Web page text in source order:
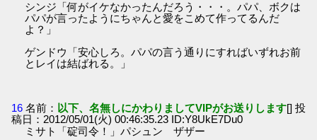
シンジ「何がイケなかったんだろう・・・。パパ、ボクは
パパが言ったようにちゃんと愛をこめて作ってるんだ
よ？」
ゲンドウ「安心しろ。パパの言う通りにすればいずれお前
とレイは結ばれる。」
16 名前： 以下、名無しにかわりましてVIPがお送りします[] 投
稿日：2012/05/01(火) 00:46:35.23 ID:Y8UkE7Du0
ミサト「碇司令！」パシュン ザザー